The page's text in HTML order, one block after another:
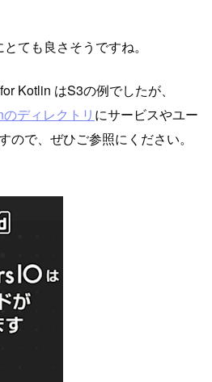
ても良さそうですね。
Kotlin はS3の例でしたが、
ディレクトリ にサービスやユー
ので、ぜひご参照にください。